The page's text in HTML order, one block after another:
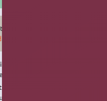
sont
Dock/GLX-Dock peuvent se
widgets de bureau,
de mémoriser et gérer
!